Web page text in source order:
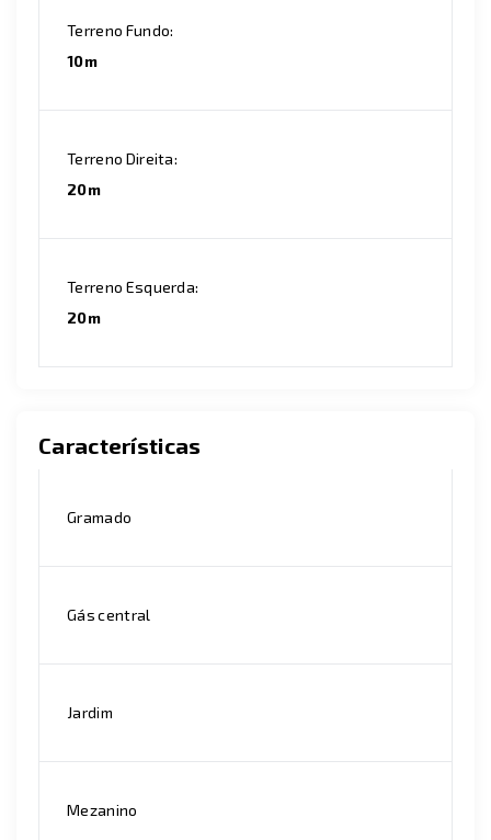
Terreno Fundo:
10m
Terreno Direita:
20m
Terreno Esquerda:
20m
Características
Gramado
Gás central
Jardim
Mezanino